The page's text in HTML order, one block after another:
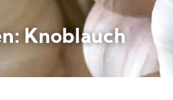
Knoblauch